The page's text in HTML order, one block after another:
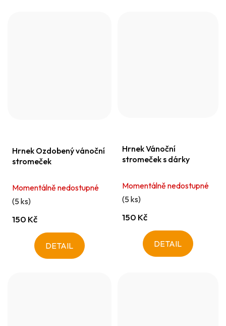
Hrnek Ozdobený vánoční
stromeček
Momentálně nedostupné
(5 ks)
150 Kč
DETAIL
Hrnek Vánoční
stromeček s dárky
Momentálně nedostupné
(5 ks)
150 Kč
DETAIL